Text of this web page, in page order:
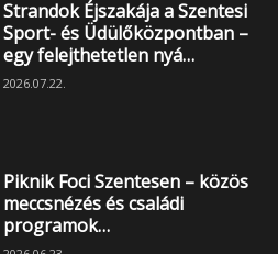
Strandok Éjszakája a Szentesi
Sport- és Üdülőközpontban –
egy felejthetetlen nyá…
2026.07.22.
Piknik Foci Szentesen – közös
meccsnézés és családi
programok…